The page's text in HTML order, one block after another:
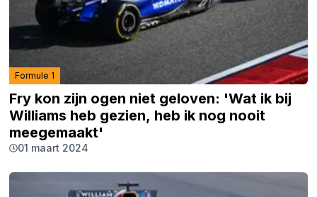
Formule 1
Fry kon zijn ogen niet geloven: 'Wat ik bij
Williams heb gezien, heb ik nog nooit
meegemaakt'
01 maart 2024